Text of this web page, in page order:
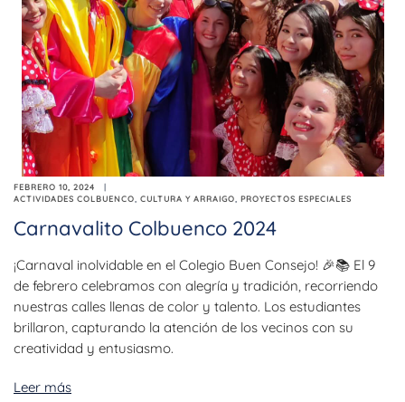
FEBRERO 10, 2024
ACTIVIDADES COLBUENCO
CULTURA Y ARRAIGO PROYECTOS ESPECIALES
Carnavalito Colbuenco 2024
¡Carnaval inolvidable en el Colegio Buen Consejo! 🎉📚 El 9
de febrero celebramos con alegría y tradición, recorriendo
nuestras calles llenas de color y talento. Los estudiantes
brillaron, capturando la atención de los vecinos con su
creatividad y entusiasmo.
Leer más